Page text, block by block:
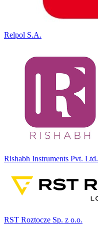
Relpol S.A.
Rishabh Instruments Pvt. Ltd.
RST Roztocze Sp. z o.o.